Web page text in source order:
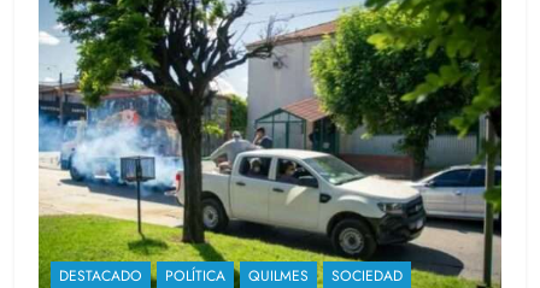
DESTACADO POLÍTICA QUILMES
SOCIEDAD